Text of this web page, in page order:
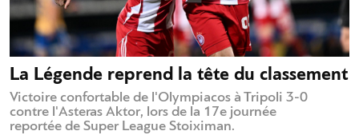
La Légende reprend la tête du classement
Victoire confortable de l'Olympiacos à Tripoli 3-0
contre l'Asteras Aktor, lors de la 17e journée
reportée de Super League Stoiximan.